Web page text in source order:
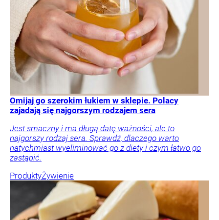
Omijaj go szerokim łukiem w sklepie. Polacy
zajadają się najgorszym rodzajem sera
Jest smaczny i ma długą datę ważności, ale to
najgorszy rodzaj sera. Sprawdź, dlaczego warto
natychmiast wyeliminować go z diety i czym łatwo go
zastąpić.
ProduktyŻywienie